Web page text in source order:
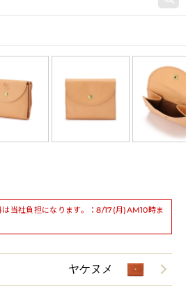
当社負担になります。：8/17(月)AM10時ま
ヤケヌメ